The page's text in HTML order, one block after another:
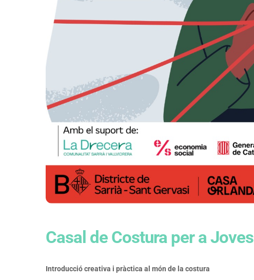
Casal de Costura per a Joves
Introducció creativa i pràctica al món de la costura